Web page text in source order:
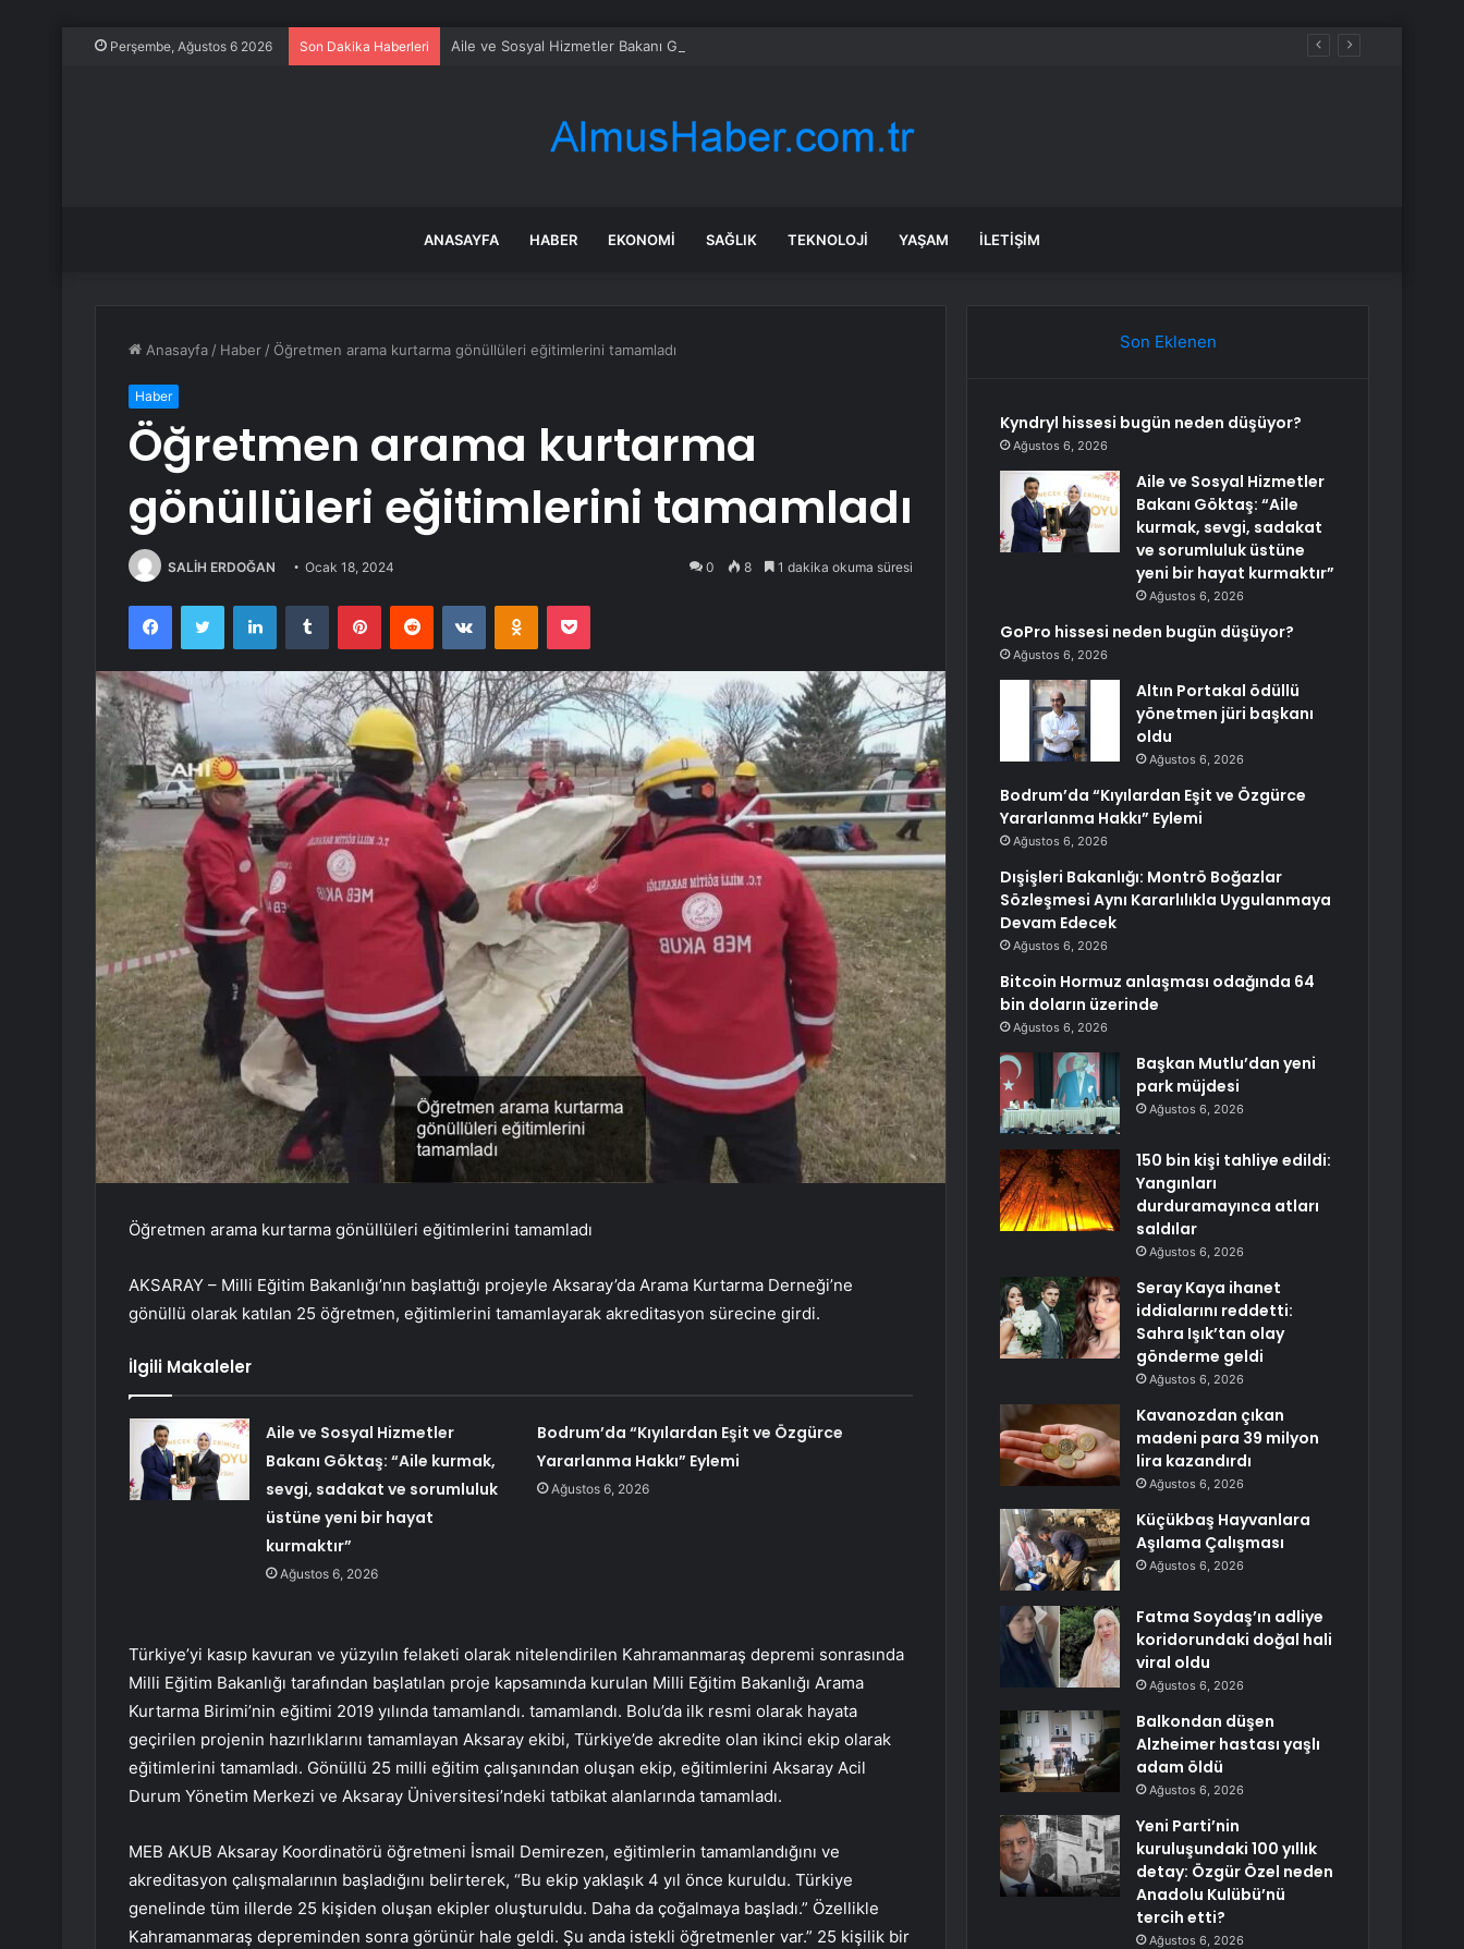
Perşembe, Ağustos 6 2026 Son Dakika Haberleri Aile ve Sosyal Hizmetler Bakanı Göktaş: “Aile kurmak, sevgi, sadakat ve sorumluluk üstüne yeni bir hayat kurmaktır”
ANASAYFA HABER EKONOMI SAĞLIK TEKNOLOJI YAŞAM İLETIŞIM
Anasayfa / Haber / Öğretmen arama kurtarma gönüllüleri eğitimlerini tamamladı
Haber
Öğretmen arama kurtarma
gönüllüleri eğitimlerini tamamladı
SALİH ERDOĞAN Ocak 18, 2024 0 8 1 dakika okuma süresi
FacebookTwitter LinkedInTumblr PinterestReddit VKontakteOdnoklassniki
Pocket
Öğretmen arama kurtarma gönüllüleri eğitimlerini tamamladı
AKSARAY – Milli Eğitim Bakanlığı’nın başlattığı projeyle Aksaray’da Arama Kurtarma Derneği’ne
gönüllü olarak katılan 25 öğretmen, eğitimlerini tamamlayarak akreditasyon sürecine girdi.
İlgili Makaleler
Aile ve Sosyal Hizmetler
Bakanı Göktaş: “Aile kurmak,
sevgi, sadakat ve sorumluluk
üstüne yeni bir hayat
kurmaktır”
Ağustos 6, 2026
Bodrum’da “Kıyılardan Eşit ve Özgürce
Yararlanma Hakkı” Eylemi
Ağustos 6, 2026
Türkiye’yi kasıp kavuran ve yüzyılın felaketi olarak nitelendirilen Kahramanmaraş depremi sonrasında
Milli Eğitim Bakanlığı tarafından başlatılan proje kapsamında kurulan Milli Eğitim Bakanlığı Arama
Kurtarma Birimi’nin eğitimi 2019 yılında tamamlandı. tamamlandı. Bolu’da ilk resmi olarak hayata
geçirilen projenin hazırlıklarını tamamlayan Aksaray ekibi, Türkiye’de akredite olan ikinci ekip olarak
eğitimlerini tamamladı. Gönüllü 25 milli eğitim çalışanından oluşan ekip, eğitimlerini Aksaray Acil
Durum Yönetim Merkezi ve Aksaray Üniversitesi’ndeki tatbikat alanlarında tamamladı.
MEB AKUB Aksaray Koordinatörü öğretmeni İsmail Demirezen, eğitimlerin tamamlandığını ve
akreditasyon çalışmalarının başladığını belirterek, “Bu ekip yaklaşık 4 yıl önce kuruldu. Türkiye
genelinde tüm illerde 25 kişiden oluşan ekipler oluşturuldu. Daha da çoğalmaya başladı.” Özellikle
Kahramanmaraş depreminden sonra görünür hale geldi. Şu anda istekli öğretmenler var.” 25 kişilik bir
Son Eklenen
Kyndryl hissesi bugün neden düşüyor?
Ağustos 6, 2026
Aile ve Sosyal Hizmetler
Bakanı Göktaş: “Aile
kurmak, sevgi, sadakat
ve sorumluluk üstüne
yeni bir hayat kurmaktır”
Ağustos 6, 2026
GoPro hissesi neden bugün düşüyor?
Ağustos 6, 2026
Altın Portakal ödüllü
yönetmen jüri başkanı
oldu
Ağustos 6, 2026
Bodrum’da “Kıyılardan Eşit ve Özgürce
Yararlanma Hakkı” Eylemi
Ağustos 6, 2026
Dışişleri Bakanlığı: Montrö Boğazlar
Sözleşmesi Aynı Kararlılıkla Uygulanmaya
Devam Edecek
Ağustos 6, 2026
Bitcoin Hormuz anlaşması odağında 64
bin doların üzerinde
Ağustos 6, 2026
Başkan Mutlu’dan yeni
park müjdesi
Ağustos 6, 2026
150 bin kişi tahliye edildi:
Yangınları
durduramayınca atları
saldılar
Ağustos 6, 2026
Seray Kaya ihanet
iddialarını reddetti:
Sahra Işık’tan olay
gönderme geldi
Ağustos 6, 2026
Kavanozdan çıkan
madeni para 39 milyon
lira kazandırdı
Ağustos 6, 2026
Küçükbaş Hayvanlara
Aşılama Çalışması
Ağustos 6, 2026
Fatma Soydaş’ın adliye
koridorundaki doğal hali
viral oldu
Ağustos 6, 2026
Balkondan düşen
Alzheimer hastası yaşlı
adam öldü
Ağustos 6, 2026
Yeni Parti’nin
kuruluşundaki 100 yıllık
detay: Özgür Özel neden
Anadolu Kulübü’nü
tercih etti?
Ağustos 6, 2026